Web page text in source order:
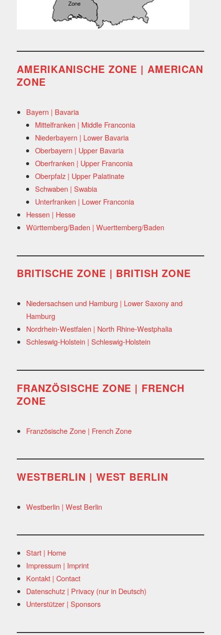
AMERIKANISCHE ZONE | AMERICAN
ZONE
Bayern | Bavaria
Mittelfranken | Middle Franconia
Niederbayern | Lower Bavaria
Oberbayern | Upper Bavaria
Oberfranken | Upper Franconia
Oberpfalz | Upper Palatinate
Schwaben | Swabia
Unterfranken | Lower Franconia
Hessen | Hesse
Württemberg/Baden | Wuerttemberg/Baden
BRITISCHE ZONE | BRITISH ZONE
Niedersachsen und Hamburg | Lower Saxony and
Hamburg
Nordrhein-Westfalen | North Rhine-Westphalia
Schleswig-Holstein | Schleswig-Holstein
FRANZÖSISCHE ZONE | FRENCH
ZONE
Französische Zone | French Zone
WESTBERLIN | WEST BERLIN
Westberlin | West Berlin
Start | Home
Impressum | Imprint
Kontakt | Contact
Datenschutz | Privacy (nur in Deutsch)
Unterstützer | Sponsors